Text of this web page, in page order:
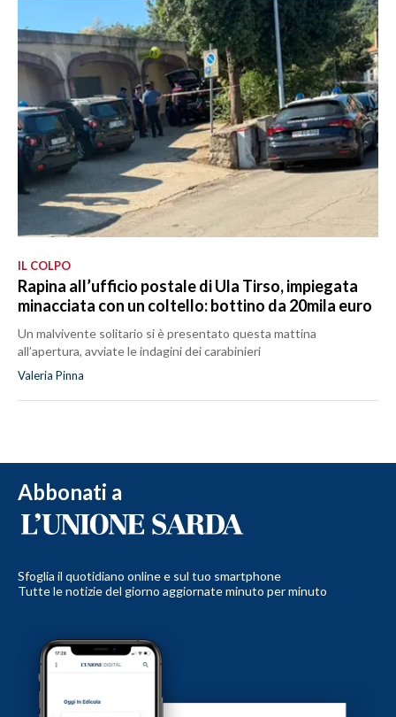
IL COLPO
Rapina all’ufficio postale di Ula Tirso, impiegata
minacciata con un coltello: bottino da 20mila euro
Un malvivente solitario si è presentato questa mattina
all’apertura, avviate le indagini dei carabinieri
Valeria Pinna
Abbonati a
Sfoglia il quotidiano online e sul tuo smartphone
Tutte le notizie del giorno aggiornate minuto per minuto